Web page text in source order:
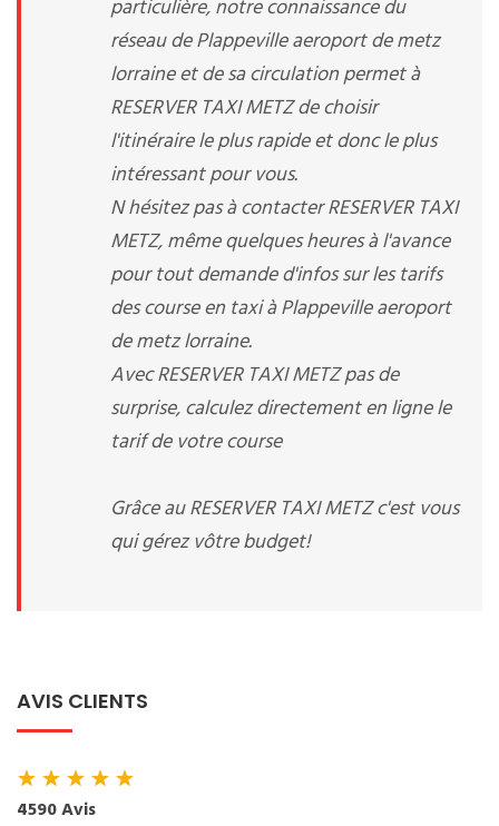
particulière, notre connaissance du
réseau de Plappeville aeroport de metz
lorraine et de sa circulation permet à
RESERVER TAXI METZ de choisir
l'itinéraire le plus rapide et donc le plus
intéressant pour vous.
N hésitez pas à contacter RESERVER TAXI
METZ, même quelques heures à l'avance
pour tout demande d'infos sur les tarifs
des course en taxi à Plappeville aeroport
de metz lorraine.
Avec RESERVER TAXI METZ pas de
surprise, calculez directement en ligne le
tarif de votre course
Grâce au RESERVER TAXI METZ c'est vous
qui gérez vôtre budget!
AVIS CLIENTS
★★★★★
4590 Avis